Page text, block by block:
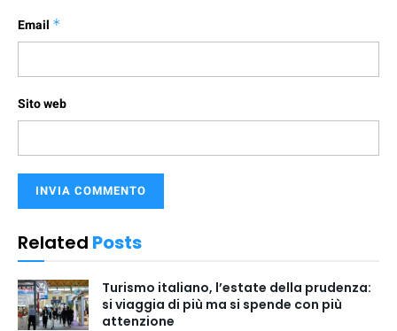
Email *
Sito web
Related Posts
Turismo italiano, l’estate della prudenza:
si viaggia di più ma si spende con più
attenzione